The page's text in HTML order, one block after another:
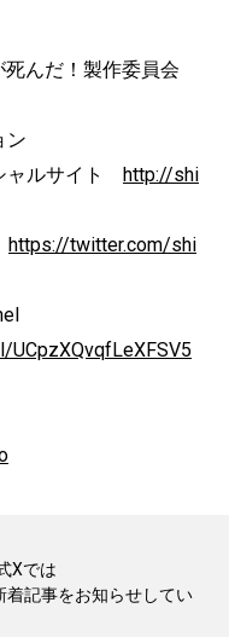
死んだ！製作委員会
ン
ャルサイト http://shi
https://twitter.com/shi
UCpzXQvqfLeXFSV5
Xでは
着記事をお知らせしてい